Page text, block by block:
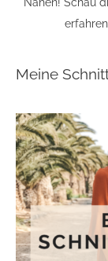
Nähen! Schau
Meine